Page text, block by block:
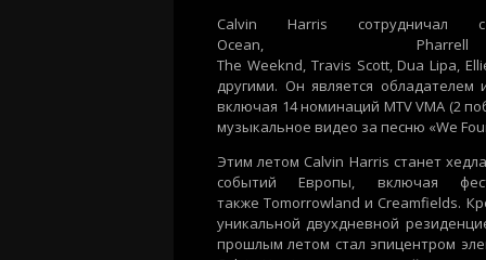
Calvin Harris сотрудничал
Ocean, Pharrell
The Weeknd, Travis Scott,Dua Lipa,
другими. Он является
включая 14 номинаций MTV VMA (2
музыкальное видео за песню «We
Этим летом Calvin Harris станет
событий Европы, включая
такжеTomorrowland и Creamfields.
уникальной двухдневной
прошлым летом стал эпицентром